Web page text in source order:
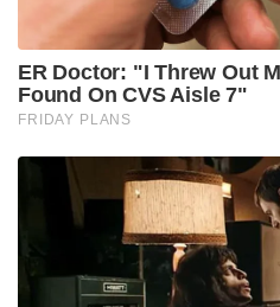
അടിയന്തര വായ്പയായി
സ്വർണം എന്നത് വെറും
കുടുംബത്തിന്റെ
അതുകൊണ്ടുതന്നെ
അപമാനമായിട്ടാണ്
എന്നാൽ ഇന്ന് കാലം മാറി.
പണയപ്പെടുത്തേണ്ടി വന്ന
കണക്കനുസരിച്ച് 880.5